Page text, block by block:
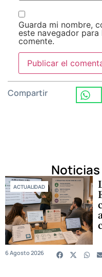
Guarda mi nombre,
este navegador
comente.
Compartir
ACTUALIDAD
6 Agosto 2026